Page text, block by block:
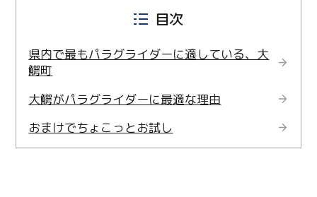
目次
県内で最もパラグライダーに適している、大
鰐町
大鰐がパラグライダーに最適な理由
おまけでちょこっとお試し